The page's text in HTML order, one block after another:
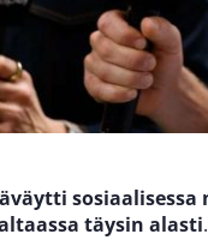
täysin alasti.